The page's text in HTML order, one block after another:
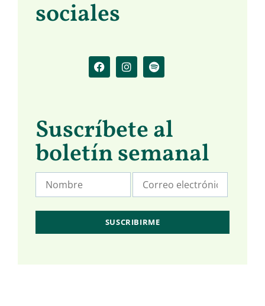
sociales
Suscríbete al
boletín semanal